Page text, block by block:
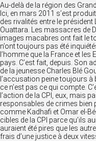
Au-delà de la région des
Ici, en mars 2011 s’est
des rivalités entre le
Ouattara. Les massacres de
images macabres ont fait le
n’ont toujours pas été
l’homme que la France et les
pays. C’est fait, depuis. Son
de la jeunesse Charles Blé
l’accusation peine toujours
ce n’est pas ce qui compte.
l’action de la CPI, eux, mais
responsables de crimes bien
comme Kadhafi et Omar el-
cibles de la CPI parce qu’ils
auraient été pires que les
frais d’une justice à deux